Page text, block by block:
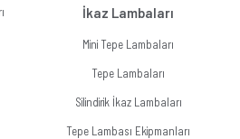
İkaz Lambaları
Mini Tepe Lambaları
Tepe Lambaları
Silindirik İkaz Lambaları
Tepe Lambası Ekipmanları